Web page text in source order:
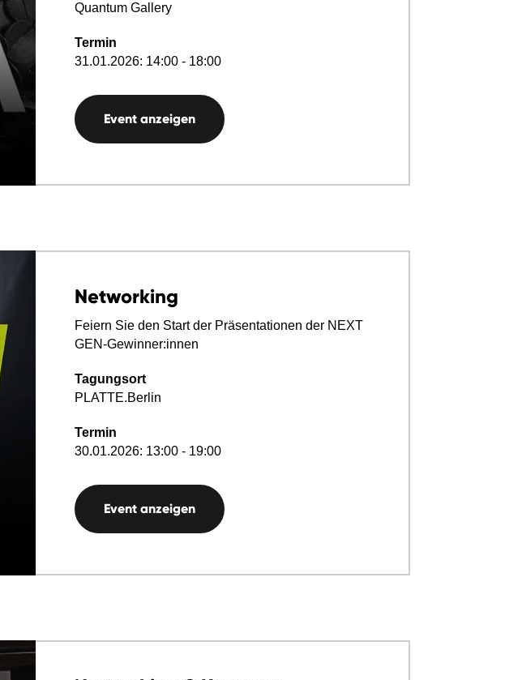
Quantum Gallery
Termin
31.01.2026: 14:00 - 18:00
Event anzeigen
Networking
Feiern Sie den Start der Präsentationen der NEXT
GEN-Gewinner:innen
Tagungsort
PLATTE.Berlin
Termin
30.01.2026: 13:00 - 19:00
Event anzeigen